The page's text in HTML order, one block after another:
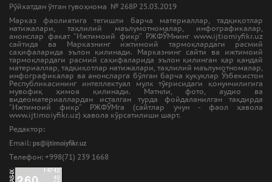
Рўйхатдан ўтган гувоҳнома № 268Р 25.03.2019
Марказ фаолиятига тегишли барча материаллар, тадқиқотлар
натижалари, таҳлилий маълумотномалар, инфографикалар,
анонслар фақат “Ижтимоий фикр” РЖФЎМнинг www.ijtiomiyfikr.uz
сайтида ва Марказнинг ижтимоий тармоқлардаги расмий
саҳифаларида эълон қилинади. Марказнинг сайти ва ижтимоий
тармоқлардаги расмий саҳифаларида эълон қилинган ҳар қандай
материаллар, тадқиқотлар натижалари, таҳлилий маълумотномалар,
инфографикалар ва анонсларга бўлган барча ҳуқуқлар Ўзбекистон
Республикасининг интеллектуал мулк тўғрисидаги қонунчилигига
мувофиқ ҳимоя қилинади. Матнли, фото, аудио ва
видеоматериаллардан исталган турда фойдаланилган тақдирда
“Ижтимоий фикр” РЖФЎМга (сайтлар учун - фаол ҳавола
www.ijtimoiyfikr.uz) ҳавола кўрсатилиши шарт.
Редактор:
Email: ps@ijtimoiyfikr.uz
Tелефон: +998(71) 239 1668